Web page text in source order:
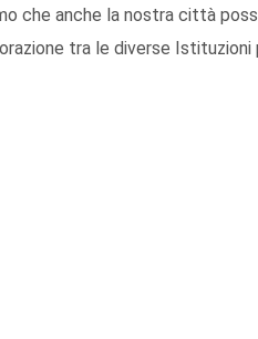
che anche la nostra città
tra le diverse Istituzioni